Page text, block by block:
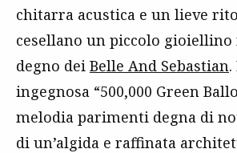
chitarra acustica e un lieve
cesellano un piccolo gioiellino
degno dei Belle And Sebastian
ingegnosa “500,000 Green
melodia parimenti degna di
di un’algida e raffinata